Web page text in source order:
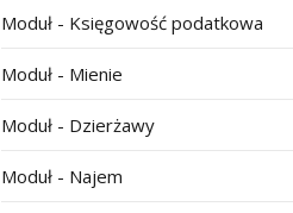
Moduł - Księgowość podatkowa
Moduł - Mienie
Moduł - Dzierżawy
Moduł - Najem